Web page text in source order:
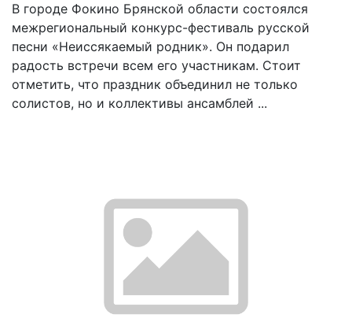
В городе Фокино Брянской области состоялся
межрегиональный конкурс-фестиваль русской
песни «Неиссякаемый родник». Он подарил
радость встречи всем его участникам. Стоит
отметить, что праздник объединил не только
солистов, но и коллективы ансамблей ...